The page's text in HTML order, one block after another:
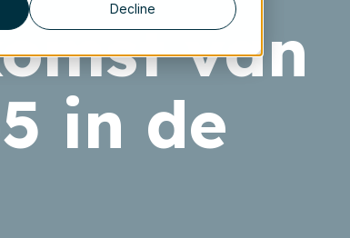
Decline
van
in de